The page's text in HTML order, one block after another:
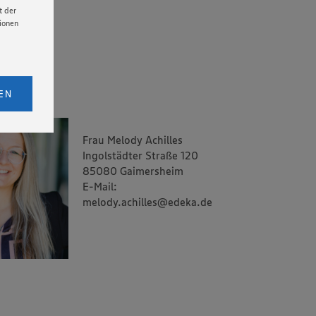
der
1
Cookie
Frau Melody Achilles
Ingolstädter Straße 120
85080 Gaimersheim
E-Mail:
melody.achilles@edeka.de